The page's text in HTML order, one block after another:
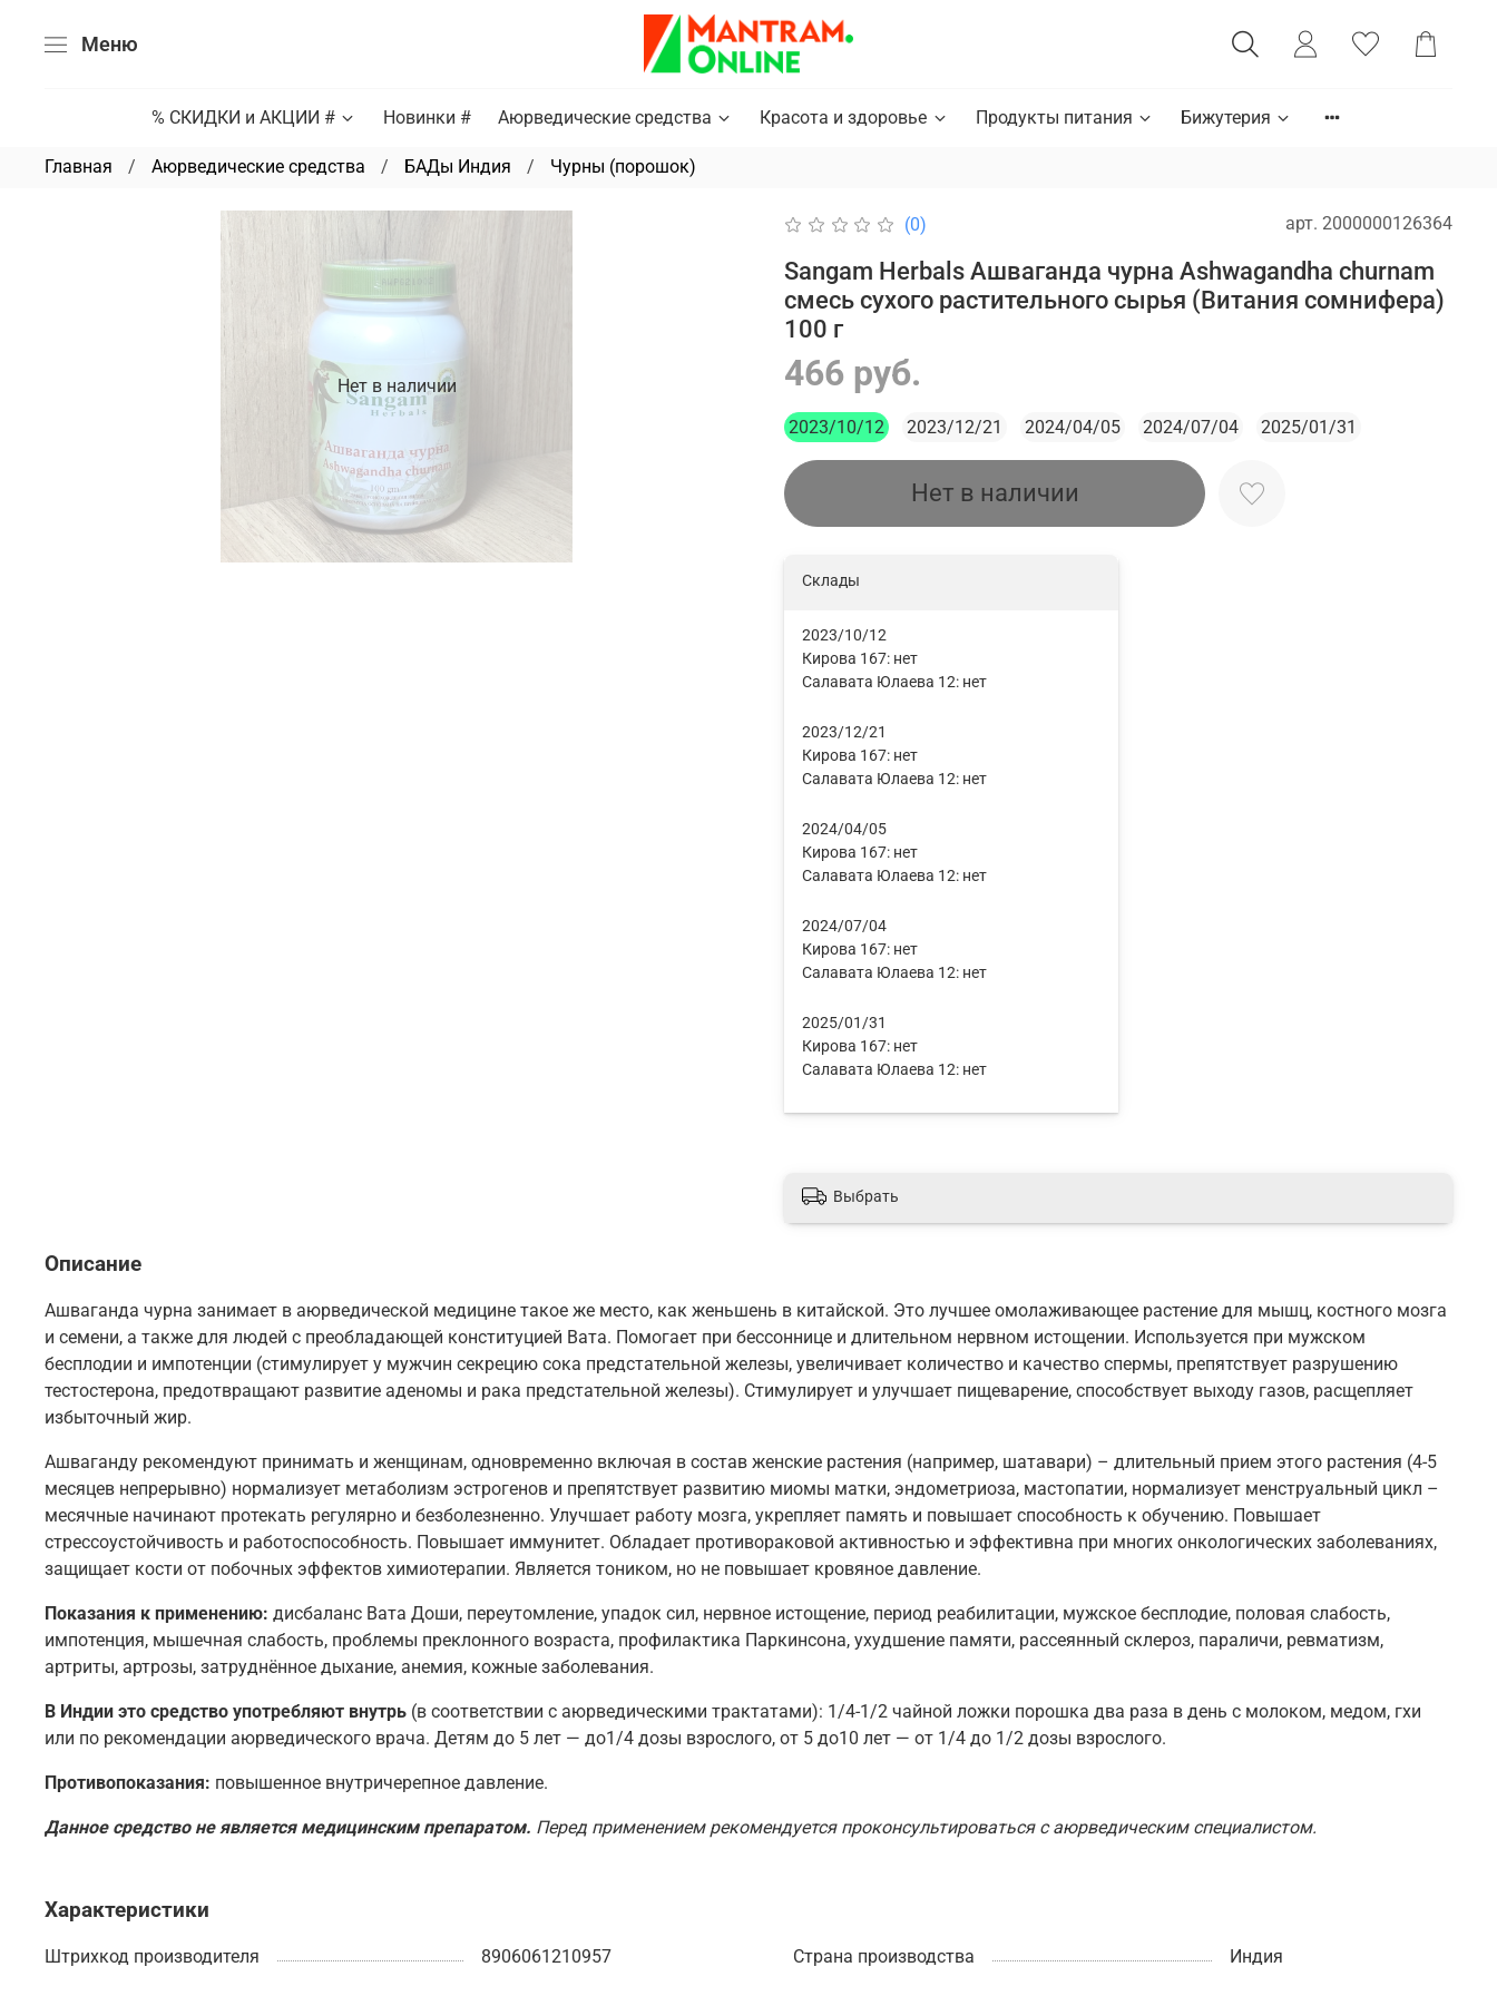
Меню
% СКИДКИ и АКЦИИ # Новинки # Аюрведические средства Красота и здоровье Продукты питания Бижутерия
Главная Аюрведические средства БАДы Индия Чурны (порошок)
Нет в наличии
(0) арт. 2000000126364
Sangam Herbals Ашваганда чурна Ashwagandha churnam
смесь сухого растительного сырья (Витания сомнифера)
100 г
466 руб.
Нет в наличии
Склады
2023/10/12
Кирова 167: нет
Салавата Юлаева 12: нет
2023/12/21
Кирова 167: нет
Салавата Юлаева 12: нет
2024/04/05
Кирова 167: нет
Салавата Юлаева 12: нет
2024/07/04
Кирова 167: нет
Салавата Юлаева 12: нет
2025/01/31
Кирова 167: нет
Салавата Юлаева 12: нет
2023/10/12 2023/12/21 2024/04/05 2024/07/04 2025/01/31
Выбрать
Описание
Ашваганда чурна занимает в аюрведической медицине такое же место, как женьшень в китайской. Это лучшее омолаживающее растение для мышц, костного мозга
и семени, а также для людей с преобладающей конституцией Вата. Помогает при бессоннице и длительном нервном истощении. Используется при мужском
бесплодии и импотенции (стимулирует у мужчин секрецию сока предстательной железы, увеличивает количество и качество спермы, препятствует разрушению
тестостерона, предотвращают развитие аденомы и рака предстательной железы). Стимулирует и улучшает пищеварение, способствует выходу газов, расщепляет
избыточный жир.
Ашваганду рекомендуют принимать и женщинам, одновременно включая в состав женские растения (например, шатавари) – длительный прием этого растения (4-5
месяцев непрерывно) нормализует метаболизм эстрогенов и препятствует развитию миомы матки, эндометриоза, мастопатии, нормализует менструальный цикл –
месячные начинают протекать регулярно и безболезненно. Улучшает работу мозга, укрепляет память и повышает способность к обучению. Повышает
стрессоустойчивость и работоспособность. Повышает иммунитет. Обладает противораковой активностью и эффективна при многих онкологических заболеваниях,
защищает кости от побочных эффектов химиотерапии. Является тоником, но не повышает кровяное давление.
Показания к применению: дисбаланс Вата Доши, переутомление, упадок сил, нервное истощение, период реабилитации, мужское бесплодие, половая слабость,
импотенция, мышечная слабость, проблемы преклонного возраста, профилактика Паркинсона, ухудшение памяти, рассеянный склероз, параличи, ревматизм,
артриты, артрозы, затруднённое дыхание, анемия, кожные заболевания.
В Индии это средство употребляют внутрь (в соответствии с аюрведическими трактатами): 1/4-1/2 чайной ложки порошка два раза в день с молоком, медом, гхи
или по рекомендации аюрведического врача. Детям до 5 лет — до1/4 дозы взрослого, от 5 до10 лет — от 1/4 до 1/2 дозы взрослого.
Противопоказания: повышенное внутричерепное давление.
Данное средство не является медицинским препаратом. Перед применением рекомендуется проконсультироваться с аюрведическим специалистом.
Характеристики
Штрихкод производителя 8906061210957 Страна производства Индия